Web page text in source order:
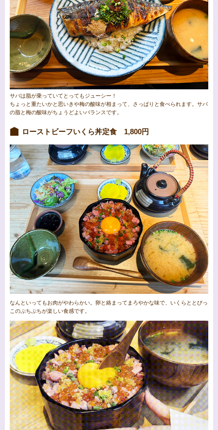
サバは脂が乗っていてとってもジューシー！
ちょっと重たいかと思いきや梅の酸味が相まって、さっぱりと食べられます。サバ
の脂と梅の酸味がちょうどよいバランスです。
ローストビーフいくら丼定食 1,800円
なんといってもお肉がやわらかい。卵と絡まってまろやかな味で、いくらととびっ
このぷちぷちが楽しい食感です。